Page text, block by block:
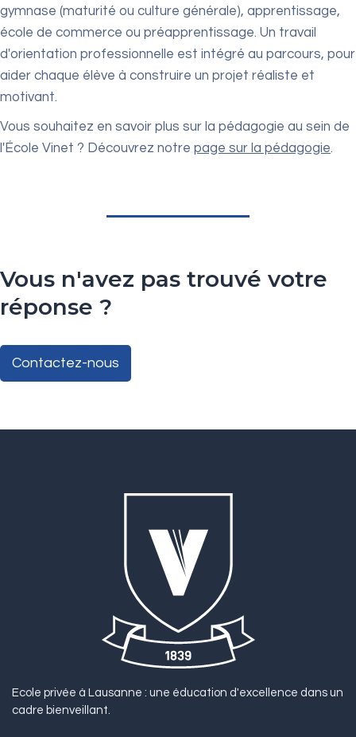
gymnase (maturité ou culture générale), apprentissage,
école de commerce ou préapprentissage. Un travail
d'orientation professionnelle est intégré au parcours, pour
aider chaque élève à construire un projet réaliste et
motivant.
Vous souhaitez en savoir plus sur la pédagogie au sein de
l'École Vinet ? Découvrez notre page sur la pédagogie.
Vous n'avez pas trouvé votre
réponse ?
Contactez-nous
Ecole privée à Lausanne : une éducation d'excellence dans un
cadre bienveillant.